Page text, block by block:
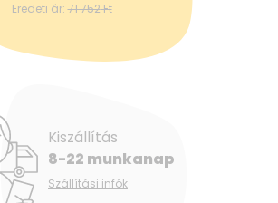
Eredeti ár:71 752Ft
Kiszállítás
8-22 munkanap
Szállítási infók